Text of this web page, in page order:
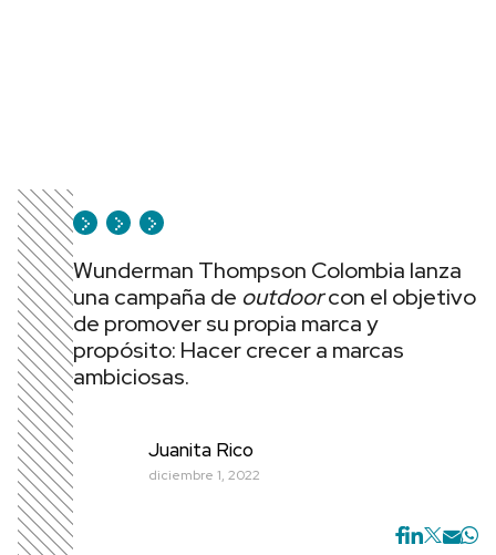
Wunderman Thompson Colombia lanza
una campaña de outdoorcon el objetivo
de promover su propia marca y
propósito: Hacer crecer a marcas
ambiciosas.
Juanita Rico
diciembre 1, 2022